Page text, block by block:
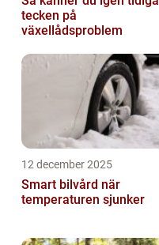
tecken på
växellådsproblem
12 december 2025
Smart bilvård när
temperaturen sjunker